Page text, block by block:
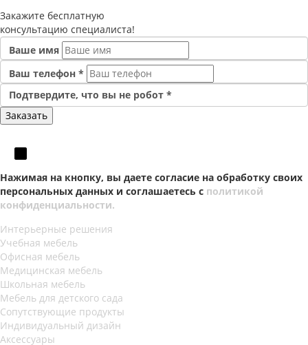
Закажите бесплатную
консультацию специалиста!
Ваше имя
Ваш телефон *
Подтвердите, что вы не робот *
Нажимая на кнопку, вы даете согласие на обработку своих
персональных данных и соглашаетесь с политикой
конфиденциальности.
Интерьерные решения
Учебная мебель
Офисная мебель
Медицинская мебель
Школьная мебель
Мебель для детского сада
Сопутствующие продукты
Индивидуальный дизайн
Аксессуары